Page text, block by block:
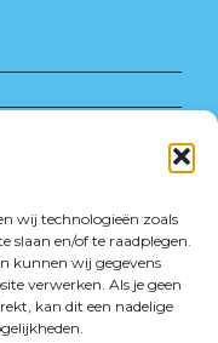
wij technologieën zoals
slaan en/of te raadplegen.
kunnen wij gegevens
verwerken. Als je geen
kan dit een nadelige